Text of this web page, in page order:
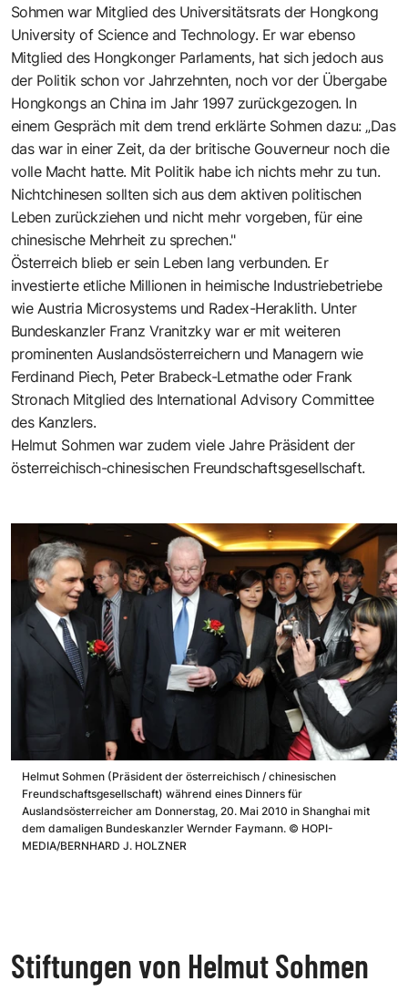
Sohmen war Mitglied des Universitätsrats der Hongkong
University of Science and Technology. Er war ebenso
Mitglied des Hongkonger Parlaments, hat sich jedoch aus
der Politik schon vor Jahrzehnten, noch vor der Übergabe
Hongkongs an China im Jahr 1997 zurückgezogen. In
einem Gespräch mit dem trend erklärte Sohmen dazu: „Das
das war in einer Zeit, da der britische Gouverneur noch die
volle Macht hatte. Mit Politik habe ich nichts mehr zu tun.
Nichtchinesen sollten sich aus dem aktiven politischen
Leben zurückziehen und nicht mehr vorgeben, für eine
chinesische Mehrheit zu sprechen."
Österreich blieb er sein Leben lang verbunden. Er
investierte etliche Millionen in heimische Industriebetriebe
wie Austria Microsystems und Radex-Heraklith. Unter
Bundeskanzler Franz Vranitzky war er mit weiteren
prominenten Auslandsösterreichern und Managern wie
Ferdinand Piech, Peter Brabeck-Letmathe oder Frank
Stronach Mitglied des International Advisory Committee
des Kanzlers.
Helmut Sohmen war zudem viele Jahre Präsident der
österreichisch-chinesischen Freundschaftsgesellschaft.
Helmut Sohmen (Präsident der österreichisch / chinesischen
Freundschaftsgesellschaft) während eines Dinners für
Auslandsösterreicher am Donnerstag, 20. Mai 2010 in Shanghai mit
dem damaligen Bundeskanzler Wernder Faymann. © HOPI-
MEDIA/BERNHARD J. HOLZNER
Stiftungen von Helmut Sohmen